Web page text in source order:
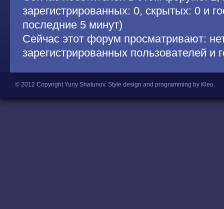
зарегистрированных: 0, скрытых: 0 и
последние 5 минут)
Сейчас этот форум просматривают:
зарегистрированных пользователей и
© 2012 Copyright Yuriy Shatunov. Style design and programming by Kleo.